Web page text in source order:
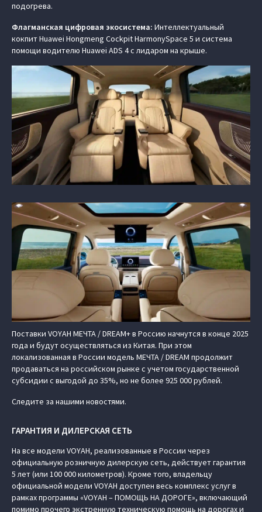
подогрева.
Флагманская цифровая экосистема: Интеллектуальный
кокпит Huawei Hongmeng Cockpit HarmonySpace 5 и система
помощи водителю Huawei ADS 4 с лидаром на крыше.
Поставки VOYAH МЕЧТА / DREAM+ в Россию начнутся в конце 2025
года и будут осуществляться из Китая. При этом
локализованная в России модель МЕЧТА / DREAM продолжит
продаваться на российском рынке с учетом государственной
субсидии с выгодой до 35%, но не более 925 000 рублей.
Следите за нашими новостями.
ГАРАНТИЯ И ДИЛЕРСКАЯ СЕТЬ
На все модели VOYAH, реализованные в России через
официальную розничную дилерскую сеть, действует гарантия
5 лет (или 100 000 километров). Кроме того, владельцу
официальной модели VOYAH доступен весь комплекс услуг в
рамках программы «VOYAH – ПОМОЩЬ НА ДОРОГЕ», включающий
помимо прочего экстренную техническую помощь на дорогах и